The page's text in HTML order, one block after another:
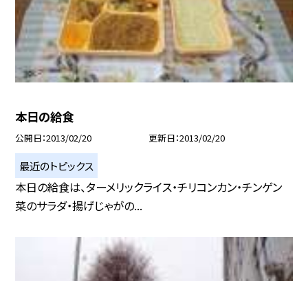
本日の給食
公開日 2013/02/20 更新日 2013/02/20
最近のトピックス
本日の給食は、ターメリックライス・チリコンカン・チンゲン
菜のサラダ・揚げじゃがの...